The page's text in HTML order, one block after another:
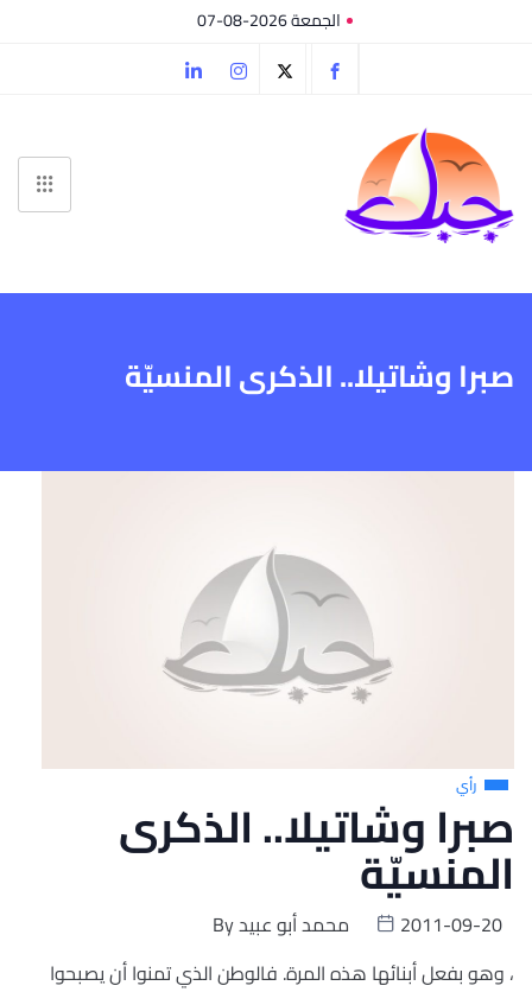
الجمعة 2026-08-07
صبرا وشاتيلا.. الذكرى المنسيّة
رأي
صبرا وشاتيلا.. الذكرى
المنسيّة
Byمحمد أبو عبيد
2011-09-20
، وهو بفعل أبنائها هذه المرة. فالوطن الذي تمنوا أن يصبحوا